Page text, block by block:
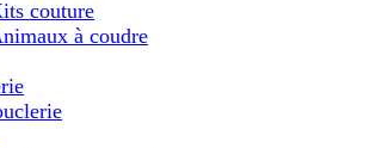
couture
à coudre